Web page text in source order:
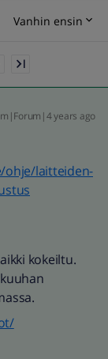
Vanhin ensin
years ago
ohje/laitteiden-
kokeiltu.